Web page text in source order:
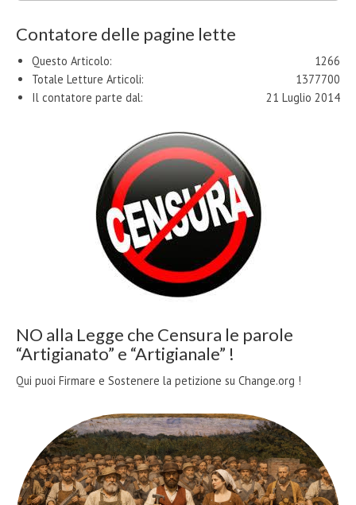
Contatore delle pagine lette
1266
Questo Articolo:
1377700
Totale Letture Articoli:
21 Luglio 2014
Il contatore parte dal:
NO alla Legge che Censura le parole
“Artigianato” e “Artigianale” !
Qui puoi Firmare e Sostenere la petizione su Change.org !